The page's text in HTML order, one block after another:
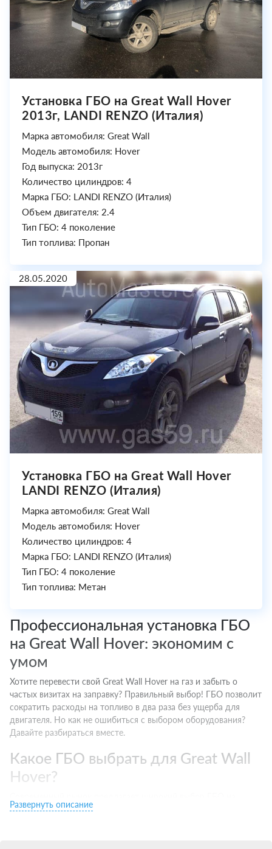
Установка ГБО на Great Wall Hover
2013г, LANDI RENZO (Италия)
Марка автомобиля: Great Wall
Модель автомобиля: Hover
Год выпуска: 2013г
Количество цилиндров: 4
Марка ГБО: LANDI RENZO (Италия)
Объем двигателя: 2.4
Тип ГБО: 4 поколение
Тип топлива: Пропан
28.05.2020
Установка ГБО на Great Wall Hover
LANDI RENZO (Италия)
Марка автомобиля: Great Wall
Модель автомобиля: Hover
Количество цилиндров: 4
Марка ГБО: LANDI RENZO (Италия)
Тип ГБО: 4 поколение
Тип топлива: Метан
Профессиональная установка ГБО
на Great Wall Hover: экономим с
умом
Хотите перевести свой Great Wall Hover на газ и забыть о
частых визитах на заправку? Правильный выбор! ГБО позволит
сократить расходы на топливо в два раза без ущерба для
двигателя. Но как не ошибиться с выбором оборудования?
Давайте разбираться вместе.
Какое ГБО выбрать для Great Wall
Hover?
любой вкус. Но как понять, что подойдет именно вашему
Развернуть описание